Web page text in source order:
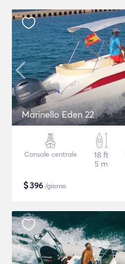
Marinello Eden 22
Console centrale
18 ft
5 m
$396 /giorno